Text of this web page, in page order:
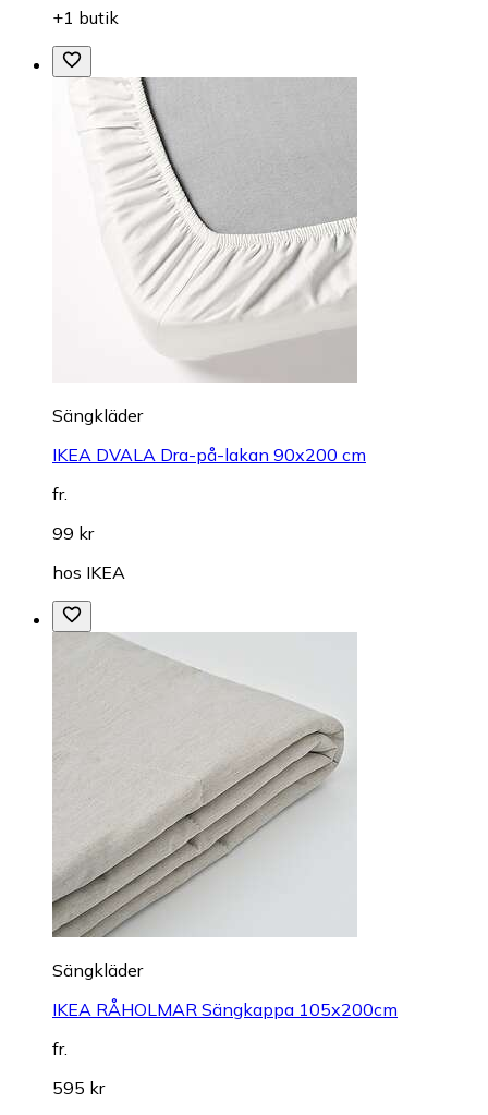
+1 butik
Sängkläder
IKEA DVALA Dra-på-lakan 90x200 cm
fr.
99 kr
hos IKEA
Sängkläder
IKEA RÅHOLMAR Sängkappa 105x200cm
fr.
595 kr